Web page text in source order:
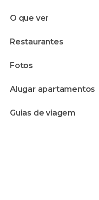
o que ver
restaurantes
fotos
alugar apartamentos
guias de viagem